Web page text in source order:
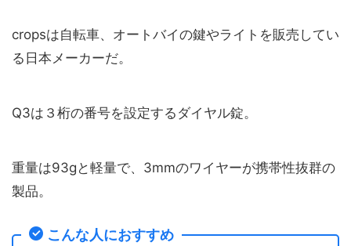
cropsは自転車、オートバイの鍵やライトを販売してい
る日本メーカーだ。
Q3は３桁の番号を設定するダイヤル錠。
重量は93gと軽量で、3mmのワイヤーが携帯性抜群の
製品。
こんな人におすすめ